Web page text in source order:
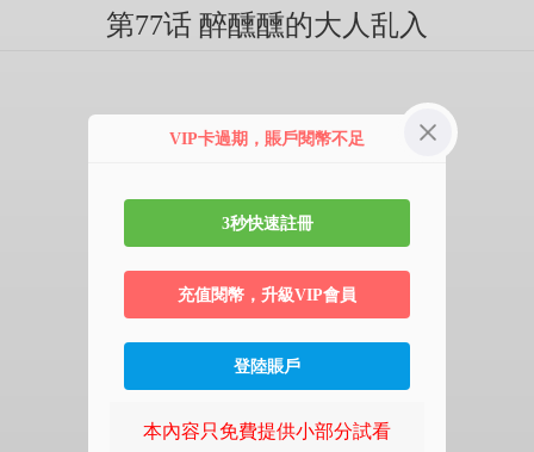
第77话 醉醺醺的大人乱入
VIP卡過期，賬戶閱幣不足
3秒快速註冊
充值閱幣，升級VIP會員
登陸賬戶
本內容只免費提供小部分試看